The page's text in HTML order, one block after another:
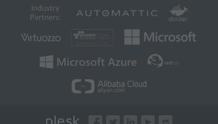
Industry
Partners: